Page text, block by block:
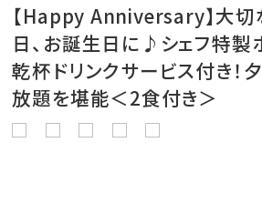
【Happy Anniversary】大切
日、お誕生日に♪シェフ特製
乾杯ドリンクサービス付き！
放題を堪能＜2食付き＞